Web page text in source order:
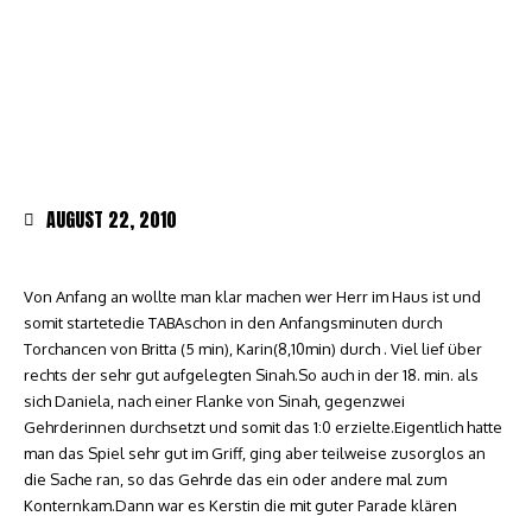
AUGUST 22, 2010
Von Anfang an wollte man klar machen wer Herr im Haus ist und
somit startetedie TABAschon in den Anfangsminuten durch
Torchancen von Britta (5 min), Karin(8,10min) durch . Viel lief über
rechts der sehr gut aufgelegten Sinah.So auch in der 18. min. als
sich Daniela, nach einer Flanke von Sinah, gegenzwei
Gehrderinnen durchsetzt und somit das 1:0 erzielte.Eigentlich hatte
man das Spiel sehr gut im Griff, ging aber teilweise zusorglos an
die Sache ran, so das Gehrde das ein oder andere mal zum
Konternkam.Dann war es Kerstin die mit guter Parade klären